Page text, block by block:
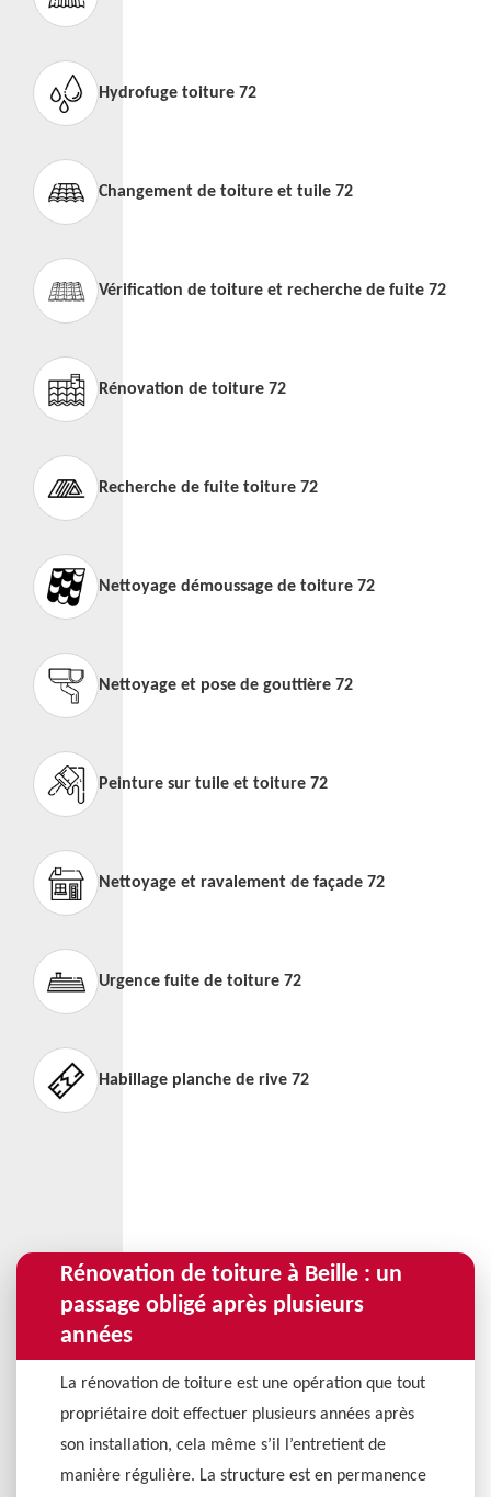
Hydrofuge toiture 72
Changement de toiture et tuile 72
Vérification de toiture et recherche de fuite 72
Rénovation de toiture 72
Recherche de fuite toiture 72
Nettoyage démoussage de toiture 72
Nettoyage et pose de gouttière 72
Peinture sur tuile et toiture 72
Nettoyage et ravalement de façade 72
Urgence fuite de toiture 72
Habillage planche de rive 72
Rénovation de toiture à Beille : un
passage obligé après plusieurs
années
La rénovation de toiture est une opération que tout
propriétaire doit effectuer plusieurs années après
son installation, cela même s’il l’entretient de
manière régulière. La structure est en permanence